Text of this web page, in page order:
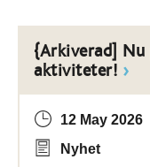
{Arkiverad] Nu
aktiviteter!
12 May 2026
Nyhet